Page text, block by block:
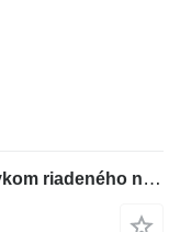
Blok valcov INFERIOR S160 na šmykom riadeného nakladača Bobcat S160